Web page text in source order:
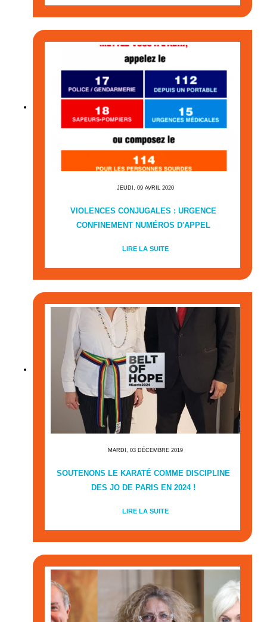
JEUDI, 09 AVRIL 2020
VIOLENCES CONJUGALES : URGENCE
CONFINEMENT NUMÉROS D'APPEL
LIRE LA SUITE
MARDI, 03 DÉCEMBRE 2019
SOUTENONS LE KARATÉ COMME DISCIPLINE
DES JO DE PARIS EN 2024 !
LIRE LA SUITE